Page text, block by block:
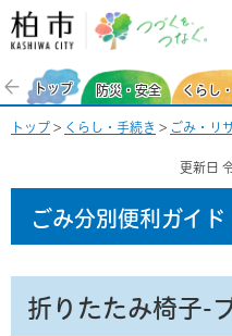
柏市 つづくを、
トップ 防災・安全 くらし
トップ > くらし・手続き > ごみ・リ
更新日
ごみ分別便利ガイド
折りたたみ椅子-